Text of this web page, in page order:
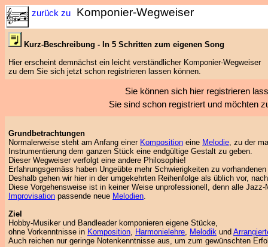
zurück zu Komponier-Wegweiser
Kurz-Beschreibung - In 5 Schritten zum eigenen Song
Hier erscheint demnächst ein leicht verständlicher Komponier-Wegweiser
zu dem Sie sich jetzt schon registrieren lassen können.
Sie können sich hier registrieren
Sie sind schon registriert und möchten
Grundbetrachtungen
Normalerweise steht am Anfang einer Komposition eine Melodie, zu der
Instrumentierung dem ganzen Stück eine endgültige Gestalt zu geben.
Dieser Wegweiser verfolgt eine andere Philosophie!
Erfahrungsgemäss haben Ungeübte mehr Schwierigkeiten zu vorhandenen
Deshalb gehen wir hier in der umgekehrten Reihenfolge als üblich vor,
Diese Vorgehensweise ist in keiner Weise unprofessionell, denn alle
Improvisation passende neue Melodien.
Ziel
Hobby-Musiker und Bandleader komponieren eigene Stücke,
ohne Vorkenntnisse in Komposition, Harmonielehre, Melodik und
Auch reichen nur geringe Notenkenntnisse aus, um zum gewünschten